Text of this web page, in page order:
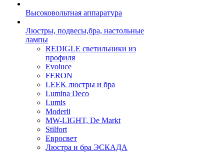
Высоковольтная аппаратура
Люстры, подвесы,бра, настольные
лампы
REDIGLE светильники из
профиля
Evoluce
FERON
LEEK люстры и бра
Lumina Deco
Lumis
Moderli
MW-LIGHT, De Markt
Stilfort
Евросвет
Люстра и бра ЭСКАДА